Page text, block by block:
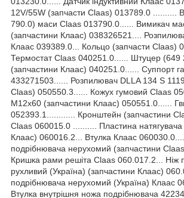
12V/55W (запчасти Claas) 013789.0 ..........
790.0) маси Claas 013790.0...... Вимикач
(запчастини Клаас) 038326521....
Клаас 039389.0... Кольцо (запчасти Claas)
Термостат Claas 040251.0...... Штуцер (649
(запчастини Клаас) 040251.0...... Суппорт
433271503...... Розпилювач DLLA 134 S
Claas) 050550.3...... Кожух гумовий Claas
M12х60 (запчастини Клаас) 050551.0......
052393.1............ Кронштейн (запчастини
Claas 060015.0 .......... Пластина натягувача
Клаас) 060016.2... Втулка Клаас
подрібнювача нерухомий (запчастини
Кришка рами решіта Claas 060.017.2... Ніж
рухливий (Україна) (запчастини Клаас)
подрібнювача нерухомий (Україна) Клаас
Втулка внутрішня ножа подрібнювача